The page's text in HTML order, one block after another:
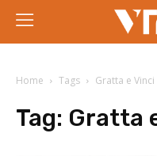
Home Tags Gratta e Vinci
Tag: Gratta